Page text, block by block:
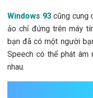
Windows 93cũng cung
ảo chỉ đứng trên máy
bạn đã có một người
Speech có thể phát
nhau.